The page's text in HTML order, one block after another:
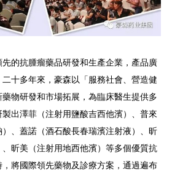
抗腫瘤藥品研發和生產企業，產品廣
十多年來，豪森以「服務社會、營造健
物研發和市場拓展，為臨床醫生提供多
出澤菲（注射用鹽酸吉西他濱）、普來
、蓋諾（酒石酸長春瑞濱注射液）、昕
昕美（注射用地西他濱）等多個優質抗
將國際領先藥物及診療方案，通過遍布